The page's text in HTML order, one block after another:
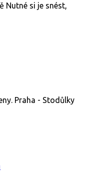
Nutné si je snést,
Praha - Stodůlky